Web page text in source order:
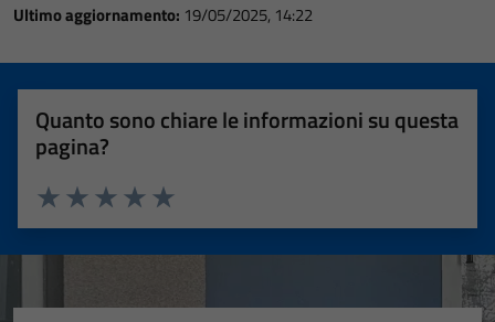
Ultimo aggiornamento: 19/05/2025, 14:22
Quanto sono chiare le informazioni su questa
pagina?
Valuta 5 stelle su 5
Valuta 4 stelle su 5
Valuta 3 stelle su 5
Valuta 2 stelle su 5
Valuta 1 stelle su 5